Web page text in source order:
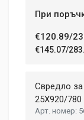
При
€120.89/
€145.07/
Свредло за
25X920/780